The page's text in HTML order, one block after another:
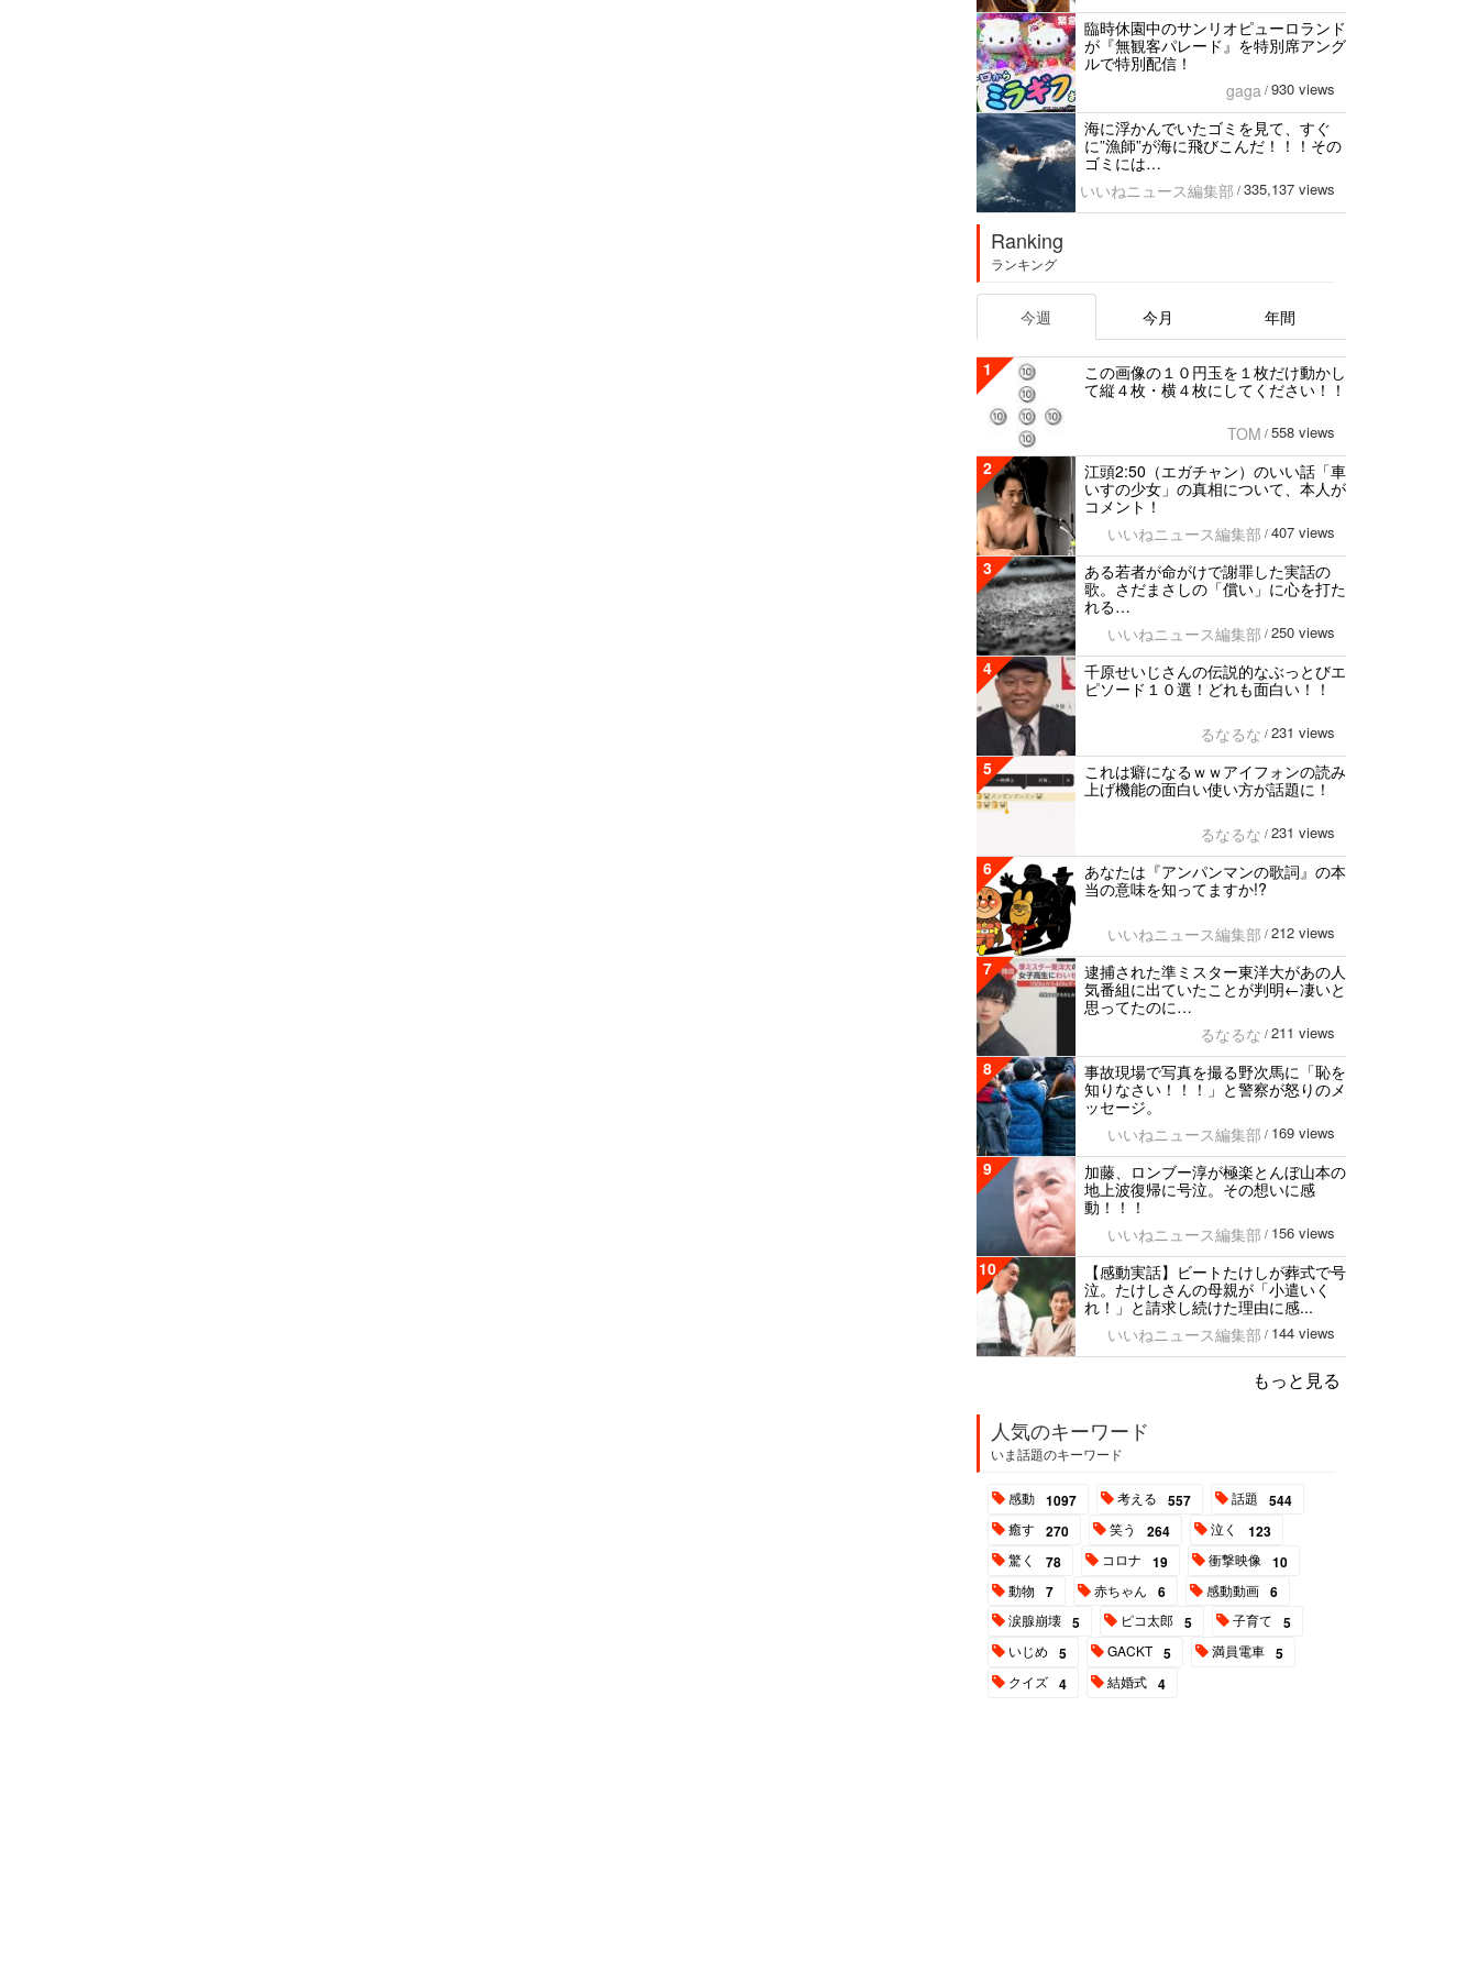
臨時休園中のサンリオピューロランド
が『無観客パレード』を特別席アング
ルで特別配信！
gaga / 930 views
海に浮かんでいたゴミを見て、すぐ
に”漁師”が海に飛びこんだ！！！その
ゴミには…
いいねニュース編集部 / 335,137 views
Ranking
ランキング
今週 今月 年間
1
この画像の１０円玉を１枚だけ動かし
て縦４枚・横４枚にしてください！！
TOM / 558 views
2
江頭2:50（エガチャン）のいい話「車
いすの少女」の真相について、本人が
コメント！
いいねニュース編集部 / 407 views
3
ある若者が命がけで謝罪した実話の
歌。さだまさしの「償い」に心を打た
れる…
いいねニュース編集部 / 250 views
4
千原せいじさんの伝説的なぶっとびエ
ピソード１０選！どれも面白い！！
るなるな / 231 views
5
これは癖になるｗｗアイフォンの読み
上げ機能の面白い使い方が話題に！
るなるな / 231 views
6
あなたは『アンパンマンの歌詞』の本
当の意味を知ってますか!?
いいねニュース編集部 / 212 views
7
逮捕された準ミスター東洋大があの人
気番組に出ていたことが判明←凄いと
思ってたのに…
るなるな / 211 views
8
事故現場で写真を撮る野次馬に「恥を
知りなさい！！！」と警察が怒りのメ
ッセージ。
いいねニュース編集部 / 169 views
9
加藤、ロンブー淳が極楽とんぼ山本の
地上波復帰に号泣。その想いに感
動！！！
いいねニュース編集部 / 156 views
10
【感動実話】ビートたけしが葬式で号
泣。たけしさんの母親が「小遣いく
れ！」と請求し続けた理由に感...
いいねニュース編集部 / 144 views
もっと見る
人気のキーワード
いま話題のキーワード
感動 1097 考える 557 話題 544
癒す 270 笑う 264 泣く 123
驚く 78 コロナ 19 衝撃映像 10
動物 7 赤ちゃん 6 感動動画 6
涙腺崩壊 5 ピコ太郎 5 子育て 5
いじめ 5 GACKT 5 満員電車 5
クイズ 4 結婚式 4